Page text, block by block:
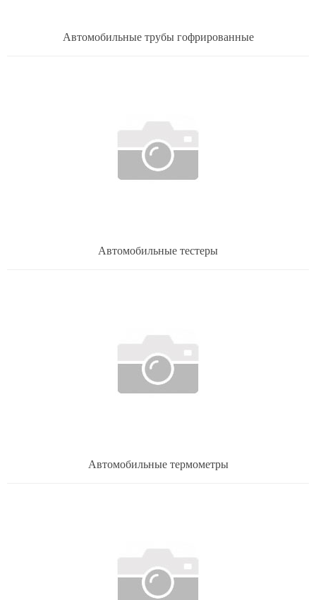
Автомобильные трубы гофрированные
Автомобильные тестеры
Автомобильные термометры